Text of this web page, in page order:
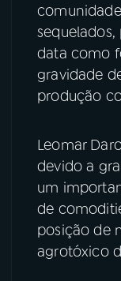
sequelados,
data como
gravidade
produção
Leomar
devido a
um
de
posição de
agrotóxico